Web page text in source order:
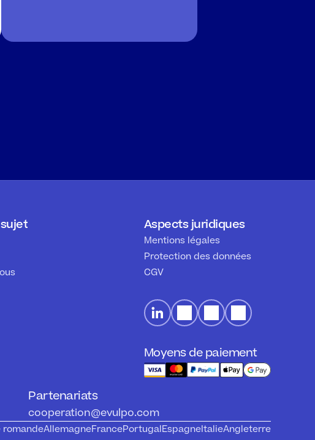
Aspects juridiques
Mentions légales
Protection des données
CGV
Moyens de paiement
Partenariats
cooperation@evulpo.com
romandeAllemagneFrancePortugalEspagneItalieAngleterre